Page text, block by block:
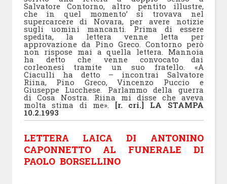
Salvatore Contorno, altro pentito illustre,
che in quel momento’ si trovava nel
supercarcere di Novara, per avere notizie
sugli uomini mancanti. Prima di essere
spedita, la lettera venne letta per
approvazione da Pino Greco. Contorno però
non rispose mai a quella lettera. Mannoia
ha detto che venne convocato dai
corleonesi tramite un suo fratello. «A
Ciaculli ha detto – incontrai Salvatore
Riina, Pino Greco, Vincenzo Puccio e
Giuseppe Lucchese. Parlammo della guerra
di Cosa Nostra. Riina mi disse che aveva
molta stima di me». [r. cri.] LA STAMPA
10.2.1993
LETTERA LAICA DI ANTONINO
CAPONNETTO AL FUNERALE DI
PAOLO BORSELLINO